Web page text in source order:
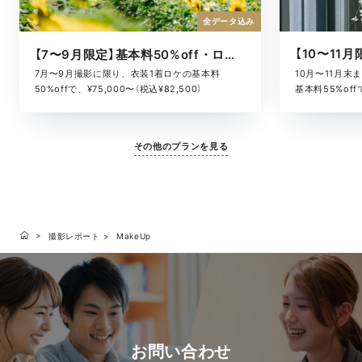
【7〜9月限定】基本料50%off・ロケキャンペーン
7月〜9月撮影に限り、衣装1着ロケの基本料
50%offで、¥75,000〜（税込¥82,500）
全データ込み
10月〜11月末
基本料55%off
その他のプランを見る
撮影レポート MakeUp
お問い合わせ